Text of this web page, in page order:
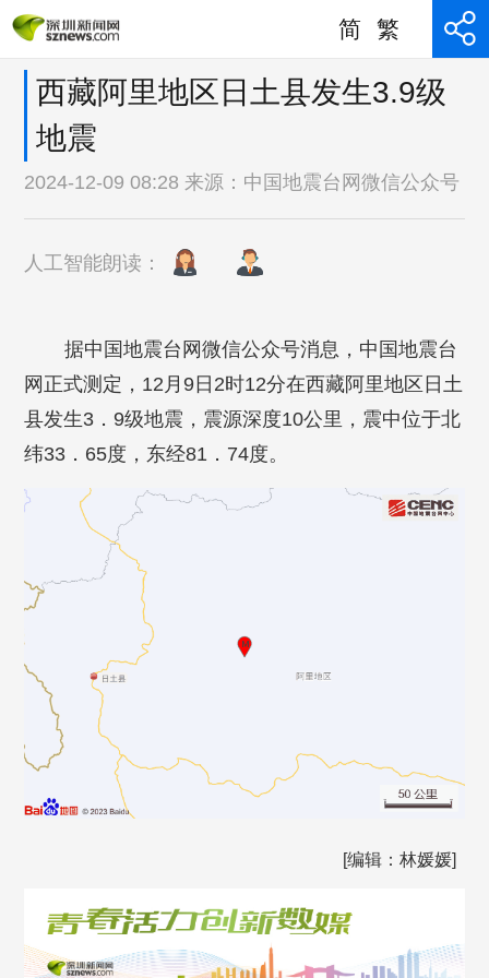
简 繁
西藏阿里地区日土县发生3.9级
地震
2024-12-09 08:28 来源： 中国地震台网微信公众号
人工智能朗读：
据中国地震台网微信公众号消息，中国地震台
网正式测定，12月9日2时12分在西藏阿里地区日土
县发生3．9级地震，震源深度10公里，震中位于北
纬33．65度，东经81．74度。
[编辑：林媛媛]